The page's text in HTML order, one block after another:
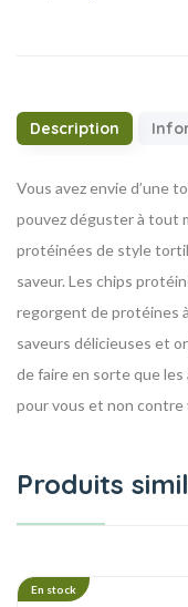
Description
Vous avez envie d’une
pouvez déguster à tout
protéinées de style
saveur. Les chips
regorgent de protéines
saveurs délicieuses et
de faire en sorte que
pour vous et non contre
Produits
En stock